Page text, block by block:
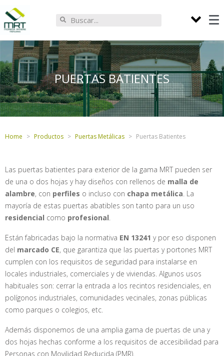
PUERTAS BATIENTES
Home Productos Puertas Metálicas Puertas Batientes
Las puertas batientes para exterior de la gama MRT pueden ser
de una o dos hojas y hay diseños con rellenos de malla de
alambre, con perfiles o incluso con chapa metálica. La
mayoría de estas puertas abatibles son tanto para un uso
residencial como profesional.
Están fabricadas bajo la normativa EN 13241 y por eso disponen
del marcado CE, que garantiza que las puertas y portones MRT
cumplen con los requisitos de seguridad para instalarse en
locales industriales, comerciales y de viviendas. Algunos usos
habituales son: cerrar la entrada a los recintos residenciales, en
polígonos industriales, comunidades vecinales, zonas públicas
como parques o colegios, etc.
Además disponemos de una amplia gama de puertas de una y
dos hojas hechas conforme a los requisitos de accesibilidad para
Personas con Movilidad Reducida (PMR).